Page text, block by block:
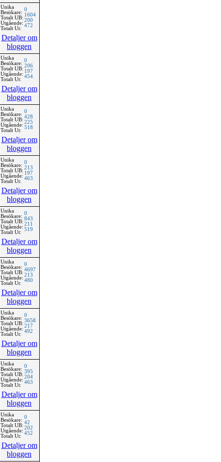
Unika
Besökare:
Totalt UB:
Utgående:
Totalt Ut:
0
1604
200
472
Detaljer om
bloggen
Unika
Besökare:
Totalt UB:
Utgående:
Totalt Ut:
0
206
197
454
Detaljer om
bloggen
Unika
Besökare:
Totalt UB:
Utgående:
Totalt Ut:
0
428
225
518
Detaljer om
bloggen
Unika
Besökare:
Totalt UB:
Utgående:
Totalt Ut:
0
213
197
463
Detaljer om
bloggen
Unika
Besökare:
Totalt UB:
Utgående:
Totalt Ut:
0
843
211
519
Detaljer om
bloggen
Unika
Besökare:
Totalt UB:
Utgående:
Totalt Ut:
0
4697
213
480
Detaljer om
bloggen
Unika
Besökare:
Totalt UB:
Utgående:
Totalt Ut:
0
3658
217
492
Detaljer om
bloggen
Unika
Besökare:
Totalt UB:
Utgående:
Totalt Ut:
0
395
204
463
Detaljer om
bloggen
Unika
Besökare:
Totalt UB:
Utgående:
Totalt Ut:
0
42
202
452
Detaljer om
bloggen